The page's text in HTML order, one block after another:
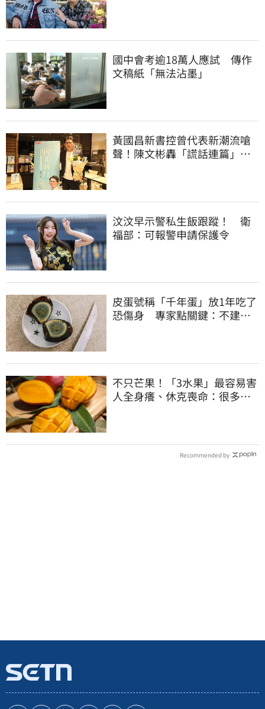
國中會考逾18萬人應試 傳作
文稿紙「無法沾墨」
黃國昌新書控曾代表新潮流嗆
聲！陳文彬轟「謊話連篇」：
汶汶早示警私生飯跟蹤！ 衛
福部：可報警申請保護令
皮蛋號稱「千年蛋」放1年吃了
恐傷身 專家點關鍵：不建議
不只芒果！「3水果」最容易害
人全身癢、休克喪命：很多人
Recommended by